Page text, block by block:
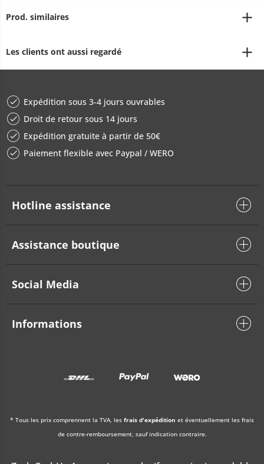
Prod. similaires
Les clients ont aussi regardé
Expédition sous 3-4 jours ouvrables
Droit de retour sous 14 jours
Expédition gratuite à partir de 50€
Paiement flexible avec Paypal / WERO
Hotline assistance
Assistance boutique
Social Media
Informations
* Tous les prix comprennent la TVA, les frais d'expédition et éventuellement les frais
de contre-remboursement, sauf indication contraire.